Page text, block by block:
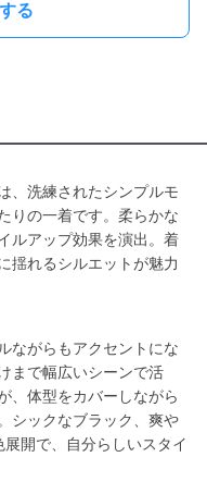
る
、洗練されたシンプルモ
りの一着です。柔らかな
ルアップ効果を演出。着
揺れるシルエットが魅力
ながらもアクセントにな
まで幅広いシーンで活
、体型をカバーしながら
シックなブラック、爽や
開で、自分らしいスタイ